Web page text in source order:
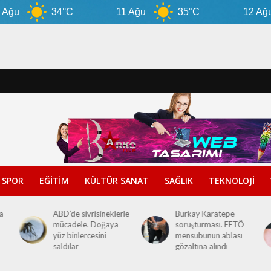
34°C 35°C
SPOR EĞİTİM KÜLTÜR SANAT SAĞLIK TEKNOLOJİ
ABD’de sivrisineklerle
mücadele. Doğaya
yüz binlercesini
saldılar
Burkay Karatepe
soruşturması. FETÖ
mensubunun ablası
gözaltına alındı